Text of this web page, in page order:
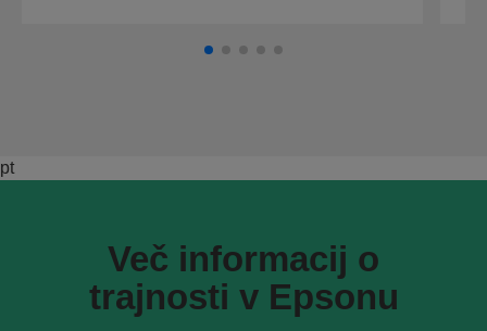
pt
Več informacij o
trajnosti v Epsonu